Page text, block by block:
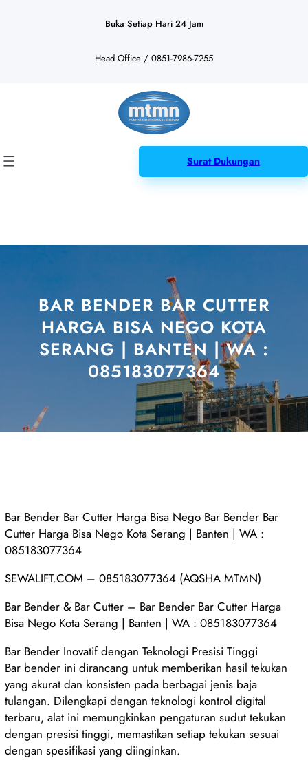
Buka Setiap Hari 24 Jam
Head Office / 0851-7986-7255
Surat Dukungan
BAR BENDER BAR CUTTER
HARGA BISA NEGO KOTA
SERANG | BANTEN | WA :
085183077364
Bar Bender Bar Cutter Harga Bisa Nego Bar Bender Bar
Cutter Harga Bisa Nego Kota Serang | Banten | WA :
085183077364
SEWALIFT.COM – 085183077364 (AQSHA MTMN)
Bar Bender & Bar Cutter – Bar Bender Bar Cutter Harga
Bisa Nego Kota Serang | Banten | WA : 085183077364
Bar Bender Inovatif dengan Teknologi Presisi Tinggi
Bar bender ini dirancang untuk memberikan hasil tekukan
yang akurat dan konsisten pada berbagai jenis baja
tulangan. Dilengkapi dengan teknologi kontrol digital
terbaru, alat ini memungkinkan pengaturan sudut tekukan
dengan presisi tinggi, memastikan setiap tekukan sesuai
dengan spesifikasi yang diinginkan.